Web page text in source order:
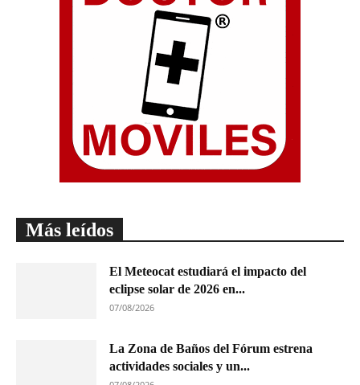
Más leídos
El Meteocat estudiará el impacto del
eclipse solar de 2026 en...
07/08/2026
La Zona de Baños del Fórum estrena
actividades sociales y un...